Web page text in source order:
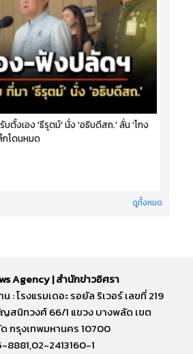
บตั้งเอง 'ธีรุตม์' นั่ง 'อธิบดีสถ.' ลั่น 'โกง
โดนหมด
ดูทั้งหมด
Agency | สำนักข่าวอิศรา
: โรงแรมเดอะ รอยัล ริเวอร์ เลขที่ 219
สนิทวงศ์ 66/1 แขวง บางพลัด เขต
กรุงเทพมหานคร 10700
8881,02-2413160-1